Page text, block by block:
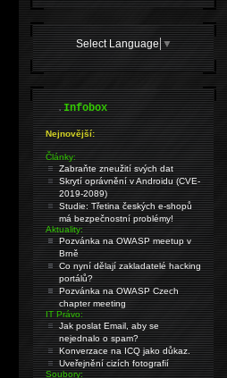
Select Language ▼
.Infobox
Nejnovější:
Články:
Zabraňte zneužití svých dat
Skrytí oprávnění v Androidu (CVE-
2019-2089)
Studie: Třetina českých e-shopů
má bezpečnostní problémy!
Aktuality:
Pozvánka na OWASP meetup v
Brně
Co nyní dělají zakladatelé hacking
portálů?
Pozvánka na OWASP Czech
chapter meeting
IT Právo:
Jak poslat Email, aby se
nejednalo o spam?
Konverzace na ICQ jako důkaz.
Uveřejnění cizích fotografií
Soubory: